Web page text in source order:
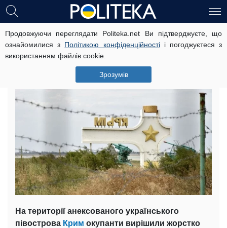
Продовжуючи переглядати Politeka.net Ви підтверджуєте, що
ознайомилися з Політикою конфіденційностіі погоджуєтеся з
використанням файлів cookie.
Зрозумів
Не було ні швидкої, ні медиків:
дітей вигнали під палюче сонце в
Криму, вони знепритомніли
На території анексованого українського
півострова Крим окупанти вирішили жорстко